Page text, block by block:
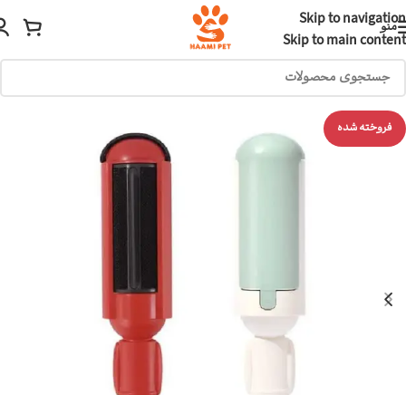
Skip to navigation
Skip to main content
منو
فروخته شده